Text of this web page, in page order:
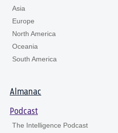
Asia
Europe
North America
Oceania
South America
Almanac
Podcast
The Intelligence Podcast